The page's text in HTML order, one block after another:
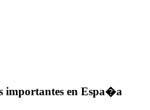
importantes en Espa�a